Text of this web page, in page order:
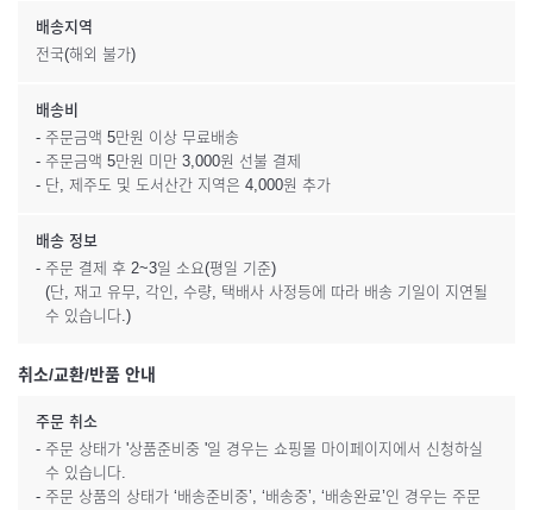
배송지역
전국(해외 불가)
배송비
- 주문금액 5만원 이상 무료배송
- 주문금액 5만원 미만 3,000원 선불 결제
- 단, 제주도 및 도서산간 지역은 4,000원 추가
배송 정보
- 주문 결제 후 2~3일 소요(평일 기준)
(단, 재고 유무, 각인, 수량, 택배사 사정등에 따라 배송 기일이 지연될
수 있습니다.)
취소/교환/반품 안내
주문 취소
- 주문 상태가 '상품준비중 '일 경우는 쇼핑몰 마이페이지에서 신청하실
수 있습니다.
- 주문 상품의 상태가 ‘배송준비중’, ‘배송중’, ‘배송완료’인 경우는 주문